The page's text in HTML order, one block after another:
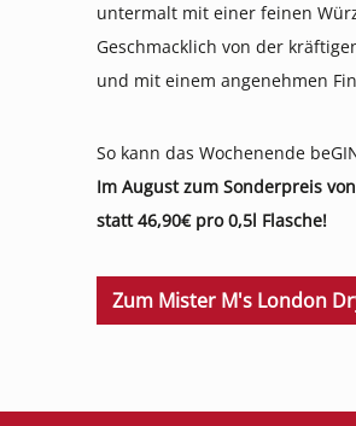
untermalt mit einer feinen
Geschmacklich von der
und mit einem angenehmen
So kann das Wochenende
Im August zum Sonderpreis
statt 46,90€ pro 0,5l Flasche!
Zum Mister M's London